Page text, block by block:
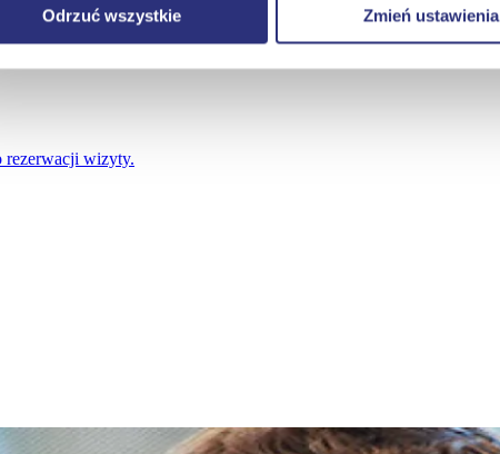
Odrzuć wszystkie Zmień ustawienia
odbiorcę, zmienić adres do korespondencji.
rezerwacji wizyty.